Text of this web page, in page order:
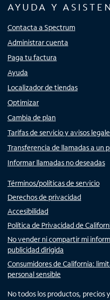
AYUDA Y
Contacta a Spectrum
Administrar cuenta
Paga tu factura
Ayuda
Localizador de tiendas
Optimizar
Cambia de plan
Tarifas de servicio y avisos
Transferencia de llamadas a un
Informar llamadas no deseadas
Términos/políticas de servicio
Derechos de privacidad
Accesibilidad
Política de Privacidad de
No vender ni compartir mi
publicidad dirigida
Consumidores de California:
personal sensible
No todos los productos, precios